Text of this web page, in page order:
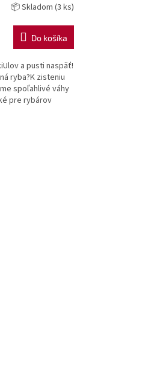
📦 Skladom (3 ks)
Do košíka
a pusti naspäť!
ryba?K zisteniu
spoľahlivé váhy
pre rybárov